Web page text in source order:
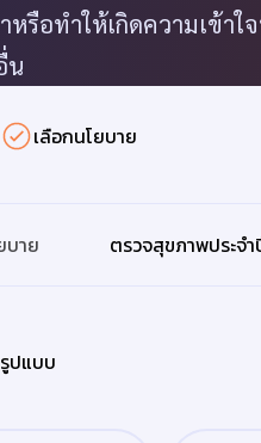
หรือทำให้เกิดความเข้า
น
เลือกนโยบาย
บาย
รูปแบบ